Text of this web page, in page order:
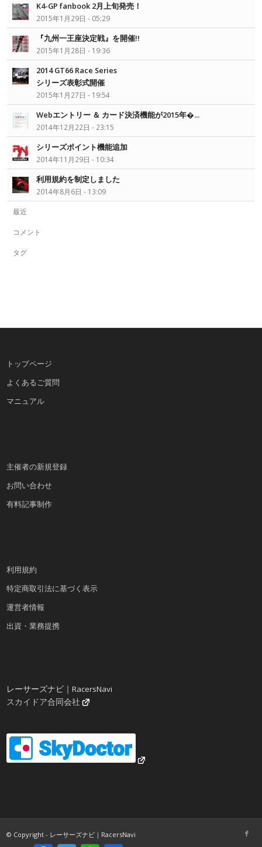
K4-GP fanbook 2月上旬発売！
2015年1月29日 - 05:29
『九州一王座決定戦』を開催!!
2015年1月28日 - 19:36
2014 GT66 Race Series
シリーズ表彰式開催
2015年1月27日 - 19:54
Webエントリー ＆ カード決済機能が2015年�...
2014年12月22日 - 23:15
シリーズポイント機能追加
2014年11月29日 - 10:34
利用規約を制定しました
2014年8月6日 - 13:09
最近
コメント
タグ
トップページ
よくあるご質問
マニュアル
主催者の新規登録
お問い合わせ
有料記事制作
利用規約
特定商取引法に基づく表示
運営者情報
出資・業務提携
レーサーズナビ｜RacersNavi
スカイドア合同会社
© Copyright - レーサーズナビ｜RacersNavi